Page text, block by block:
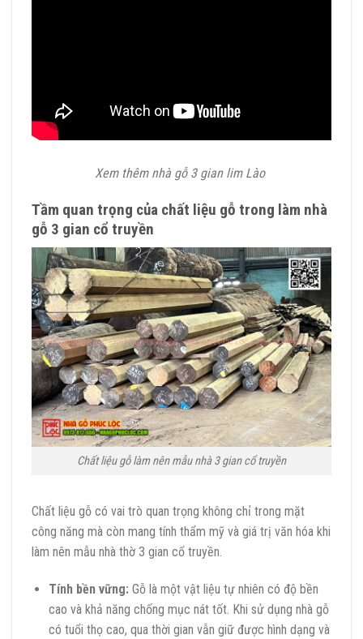
Xem thêm nhà gỗ 3 gian lim Lào
Tầm quan trọng của chất liệu gỗ trong làm nhà
gỗ 3 gian cổ truyền
Chất liệu gỗ làm nên mẫu nhà 3 gian cổ truyền
Chất liệu gỗ có vai trò quan trọng không chỉ trong mặt
công năng mà còn mang tính thẩm mỹ và giá trị văn hóa khi
làm nên mẫu nhà thờ 3 gian cổ truyền.
Tính bền vững: Gỗ là một vật liệu tự nhiên có độ bền
cao và khả năng chống mục nát tốt. Khi sử dụng nhà gỗ
có tuổi thọ cao, qua thời gian vẫn giữ được hình dạng và